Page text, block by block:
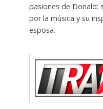
pasiones de Donald:
por la música y su
esposa.